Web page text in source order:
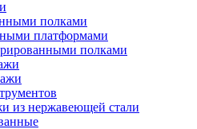
полками
платформами
полками
из нержавеющей стали